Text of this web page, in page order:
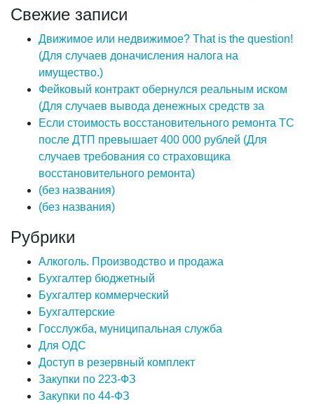
Свежие записи
Движимое или недвижимое? That is the question!
(Для случаев доначисления налога на
имущество.)
Фейковый контракт обернулся реальным иском
(Для случаев вывода денежных средств за
Если стоимость восстановительного ремонта ТС
после ДТП превышает 400 000 рублей (Для
случаев требования со страховщика
восстановительного ремонта)
(без названия)
(без названия)
Рубрики
Алкоголь. Производство и продажа
Бухгалтер бюджетный
Бухгалтер коммерческий
Бухгалтерские
Госслужба, муниципальная служба
Для ОДС
Доступ в резервный комплект
Закупки по 223-ФЗ
Закупки по 44-ФЗ